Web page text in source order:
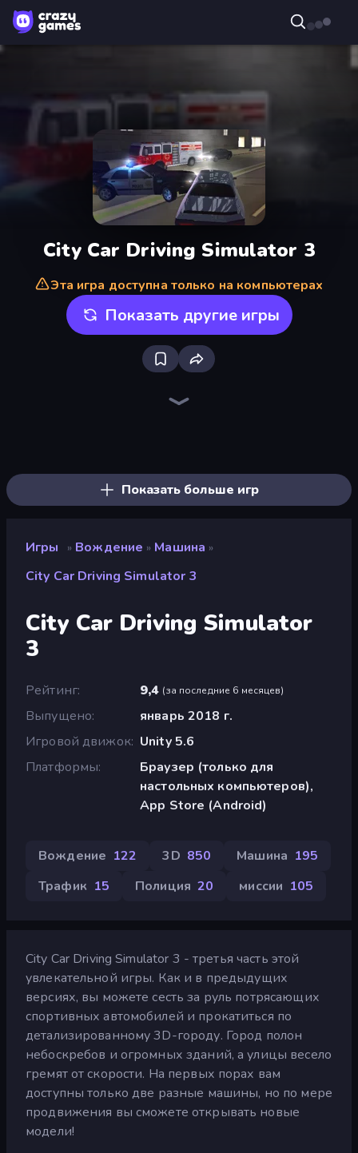
City Car Driving Simulator 3
Эта игра доступна только на компьютерах
Показать другие игры
Показать больше игр
Игры » Вождение » Машина »
City Car Driving Simulator 3
City Car Driving Simulator
3
Рейтинг 9,4 (за последние 6 месяцев)
Выпущено
январь 2018 г.
Игровой движок Unity 5.6
Платформы
Браузер (только для
настольных компьютеров),
App Store (Android)
Вождение 122 3D 850 Машина 195
Трафик 15 Полиция 20 миссии 105
City Car Driving Simulator 3 - третья часть этой
увлекательной игры. Как и в предыдущих
версиях, вы можете сесть за руль потрясающих
спортивных автомобилей и прокатиться по
детализированному 3D-городу. Город полон
небоскребов и огромных зданий, а улицы весело
гремят от скорости. На первых порах вам
доступны только две разные машины, но по мере
продвижения вы сможете открывать новые
модели!